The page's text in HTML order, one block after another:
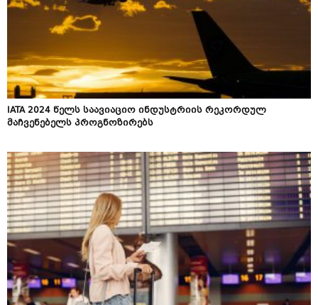
IATA 2024 წელს საავიაციო ინდუსტრიის რეკორდულ
მაჩვენებელს პროგნოზირებს